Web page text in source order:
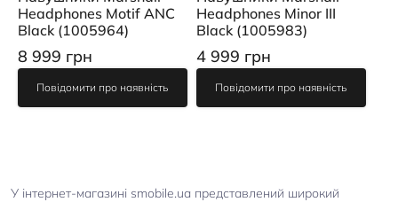
Headphones Motif ANC
Black (1005964)
8 999 грн
Повідомити про наявність
Headphones Minor III
Black (1005983)
4 999 грн
Повідомити про наявність
У інтернет-магазині smobile.ua представлений широкий